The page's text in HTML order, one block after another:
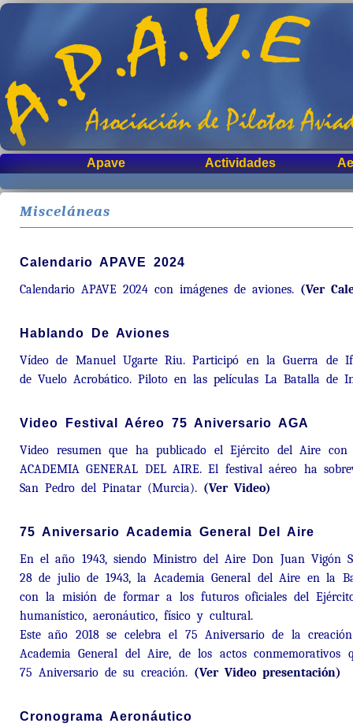
Apave Actividades
Misceláneas
Calendario APAVE 2024
Calendario APAVE 2024 con imágenes de aviones. (Ver
Hablando De Aviones
Vídeo de Manuel Ugarte Riu. Participó en la Guerra de
de Vuelo Acrobático. Piloto en las películas La Batalla de
Video Festival Aéreo 75 Aniversario AGA
Video resumen que ha publicado el Ejército del Aire
ACADEMIA GENERAL DEL AIRE. El festival aéreo ha
San Pedro del Pinatar (Murcia). (Ver Video)
75 Aniversario Academia General Del Aire
En el año 1943, siendo Ministro del Aire Don Juan Vigón
28 de julio de 1943, la Academia General del Aire en la
con la misión de formar a los futuros oficiales del
humanístico, aeronáutico, físico y cultural.
Este año 2018 se celebra el 75 Aniversario de la
Academia General del Aire, de los actos
75 Aniversario de su creación. (Ver Video presentación)
Cronograma Aeronáutico